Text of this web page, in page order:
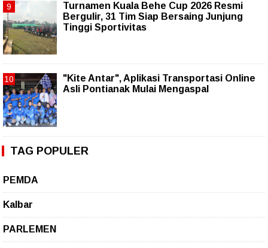
Turnamen Kuala Behe Cup 2026 Resmi
Bergulir, 31 Tim Siap Bersaing Junjung
Tinggi Sportivitas
"Kite Antar", Aplikasi Transportasi Online
Asli Pontianak Mulai Mengaspal
TAG POPULER
PEMDA
Kalbar
PARLEMEN